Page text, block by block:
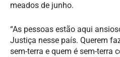
meados de junho.
“As pessoas estão aqui
Justiça nesse país. Querem
sem-terra e quem é sem-terra